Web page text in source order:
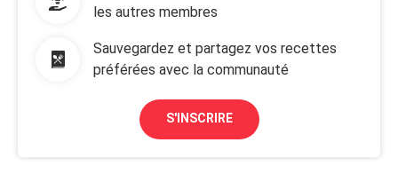
les autres membres
Sauvegardez et partagez vos recettes
préférées avec la communauté
S'INSCRIRE